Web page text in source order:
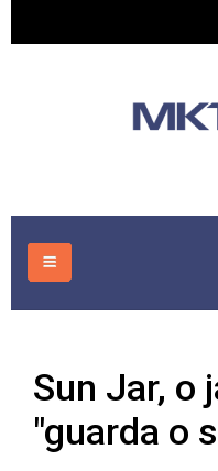
CONSULTORIA
ASSUNTOS
Sun Jar, o
"guarda o